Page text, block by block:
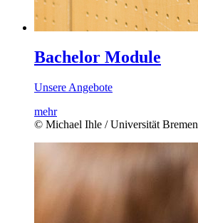
Bachelor Module
Unsere Angebote
mehr
© Michael Ihle / Universität Bremen